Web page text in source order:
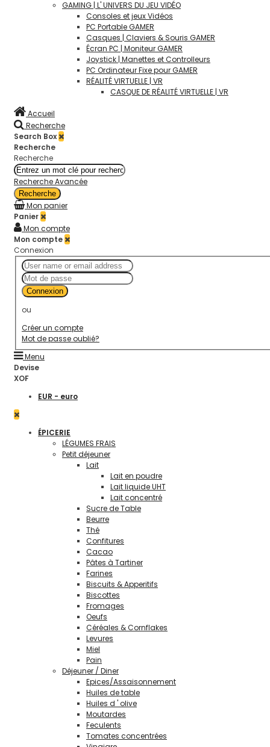
GAMING | L' UNIVERS DU JEU VIDÉO
Consoles et jeux Vidéos
PC Portable GAMER
Casques | Claviers & Souris GAMER
Écran PC | Moniteur GAMER
Joystick | Manettes et Controlleurs
PC Ordinateur Fixe pour GAMER
RÉALITÉ VIRTUELLE | VR
CASQUE DE RÉALITÉ VIRTUELLE | VR
Accueil
Recherche
Search Box
Recherche
Recherche
Recherche Avancée
Recherche
Mon panier
Panier
Mon compte
Mon compte
Connexion
Connexion
ou
Créer un compte
Mot de passe oublié?
Menu
Devise
XOF
EUR - euro
ÉPICERIE
LÉGUMES FRAIS
Petit déjeuner
Lait
Lait en poudre
Lait liquide UHT
Lait concentré
Sucre de Table
Beurre
Thé
Confitures
Cacao
Pâtes à Tartiner
Farines
Biscuits & Apperitifs
Biscottes
Fromages
Oeufs
Céréales & Cornflakes
Levures
Miel
Pain
Déjeuner / Diner
Epices/Assaisonnement
Huiles de table
Huiles d ' olive
Moutardes
Feculents
Tomates concentrées